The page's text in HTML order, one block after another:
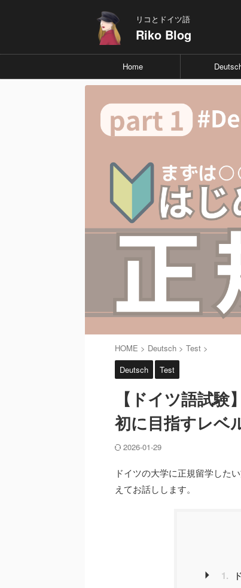
リコとドイツ語
Riko Blog
Home
HOME > Deutsch > Test >
Deutsch
Test
【ドイツ語試
初に目指すレベ
2026-01-29
ドイツの大学に正規留学した
えてお話しします。
1.